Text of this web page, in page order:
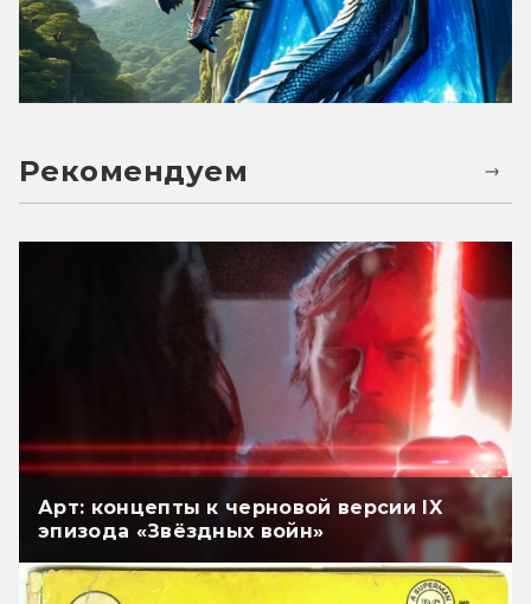
Рекомендуем
Арт: концепты к черновой версии IX
эпизода «Звёздных войн»